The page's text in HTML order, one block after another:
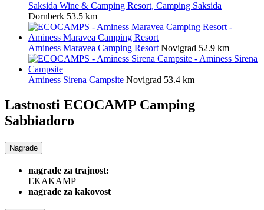
Saksida Wine & Camping Resort, Camping Saksida
Dornberk 53.5 km
Aminess Maravea Camping Resort Novigrad 52.9 km
Aminess Sirena Campsite Novigrad 53.4 km
Lastnosti ECOCAMP Camping
Sabbiadoro
Nagrade
nagrade za trajnost:
EKAKAMP
nagrade za kakovost